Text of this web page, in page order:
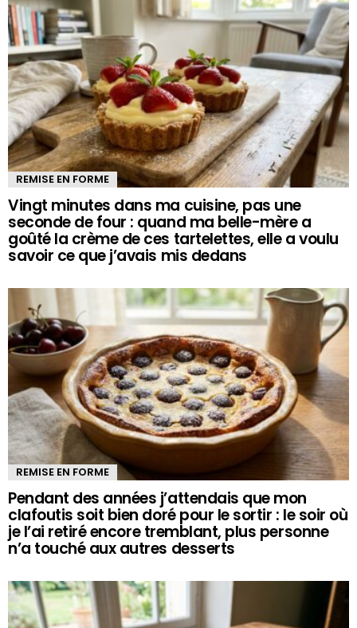
REMISE EN FORME
Vingt minutes dans ma cuisine, pas une
seconde de four : quand ma belle-mère a
goûté la crème de ces tartelettes, elle a voulu
savoir ce que j’avais mis dedans
REMISE EN FORME
Pendant des années j’attendais que mon
clafoutis soit bien doré pour le sortir : le soir où
je l’ai retiré encore tremblant, plus personne
n’a touché aux autres desserts